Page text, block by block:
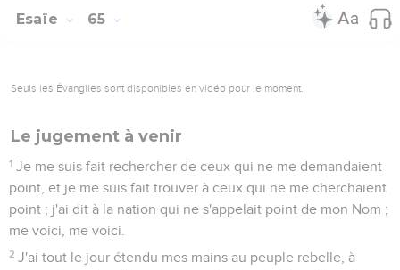
Esaïe 65
Seuls les Évangiles sont disponibles en vidéo pour le moment.
Le jugement à venir
1 Je me suis fait rechercher de ceux qui ne me demandaient
point, et je me suis fait trouver à ceux qui ne me cherchaient
point ; j'ai dit à la nation qui ne s'appelait point de mon Nom ;
me voici, me voici.
2 J'ai tout le jour étendu mes mains au peuple rebelle, à